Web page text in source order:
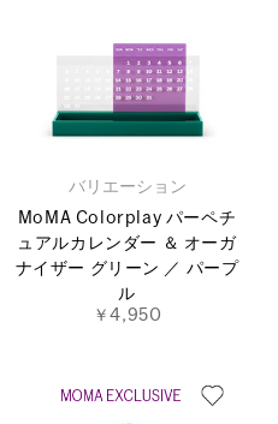
バリエーション
MoMA Colorplay パーペチ
ュアルカレンダー ＆ オーガ
ナイザー グリーン ／ パープ
ル
￥4,950